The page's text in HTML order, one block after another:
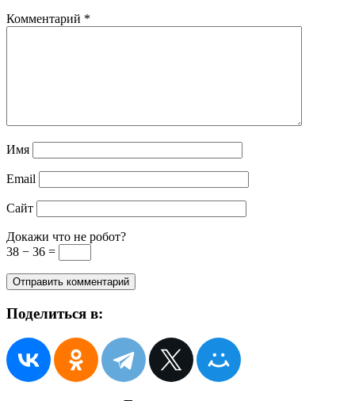
Комментарий *
Имя
Email
Сайт
Докажи что не робот?
38 − 36 =
Поделиться в: